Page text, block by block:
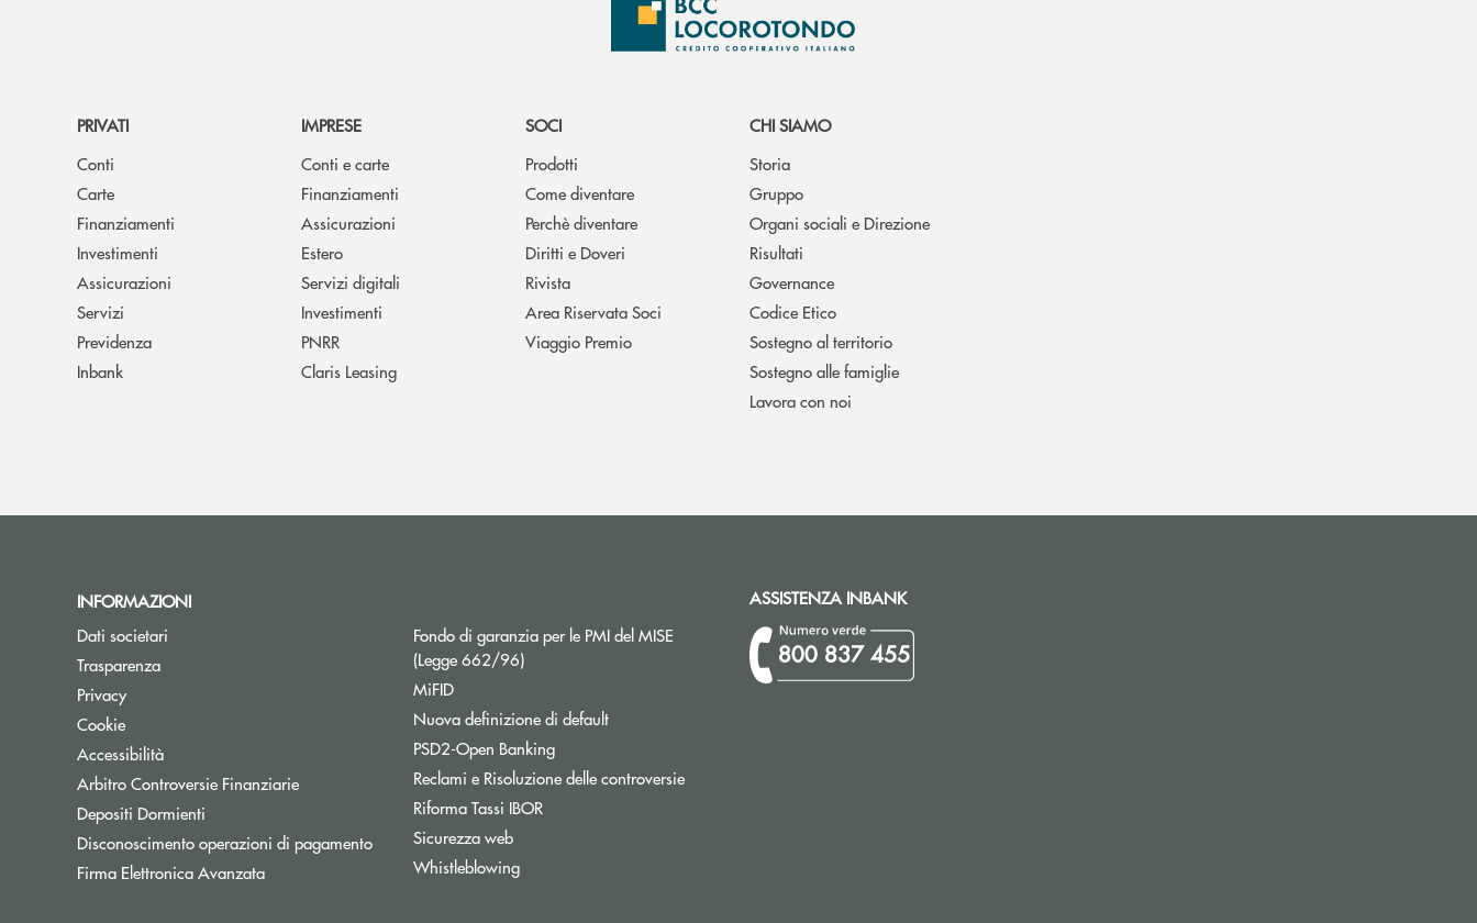
PRIVATI
Conti
Carte
Finanziamenti
Investimenti
Assicurazioni
Servizi
Previdenza
Inbank
IMPRESE
Conti e carte
Finanziamenti
Assicurazioni
Estero
Servizi digitali
Investimenti
PNRR
Claris Leasing
SOCI
Prodotti
Come diventare
Perchè diventare
Diritti e Doveri
Rivista
Area Riservata Soci
Viaggio Premio
CHI SIAMO
Storia
Gruppo
Organi sociali e Direzione
Risultati
Governance
Codice Etico
Sostegno al territorio
Sostegno alle famiglie
Lavora con noi
INFORMAZIONI
Dati societari
Trasparenza
Privacy
Cookie
Accessibilità
Arbitro Controversie FinanziarieApre una nuova finestra
Depositi Dormienti
Disconoscimento operazioni di pagamento
Firma Elettronica Avanzata
Fondo di garanzia per le PMI del MISE
(Legge 662/96)Apre una nuova finestra
MiFID
Nuova definizione di default
PSD2-Open BankingApre una nuova finestra
Reclami e Risoluzione delle controversie
Riforma Tassi IBOR
Sicurezza web
Whistleblowing
ASSISTENZA INBANK
800 837 455